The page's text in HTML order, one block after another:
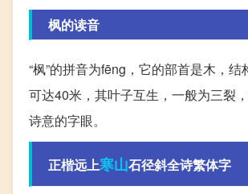
枫的读音
“枫”的拼音为fēng，它的部首是木，
可达40米，其叶子互生，一般为三裂
诗意的字眼。
正楷远上寒山石径斜全诗繁体字